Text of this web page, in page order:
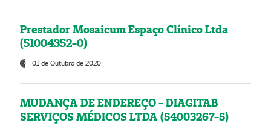
Prestador Mosaicum Espaço Clínico Ltda
(51004352-0)
01 de Outubro de 2020
MUDANÇA DE ENDEREÇO - DIAGITAB
SERVIÇOS MÉDICOS LTDA (54003267-5)